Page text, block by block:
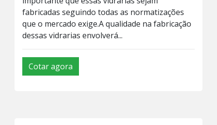
fabricadas seguindo todas as normatizações
que o mercado exige.A qualidade na fabricação
dessas vidrarias envolverá...
Cotar agora